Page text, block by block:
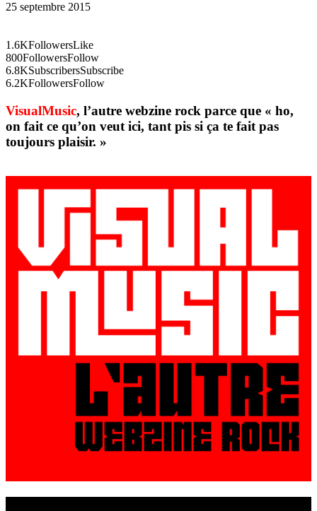
25 septembre 2015
1.6KFollowersLike
800FollowersFollow
6.8KSubscribersSubscribe
6.2KFollowersFollow
VisualMusic, l’autre webzine rock parce que « ho,
on fait ce qu’on veut ici, tant pis si ça te fait pas
toujours plaisir. »